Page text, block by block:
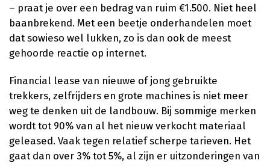
– praat je over een bedrag van ruim €1.500. Niet heel
baanbrekend. Met een beetje onderhandelen moet
dat sowieso wel lukken, zo is dan ook de meest
gehoorde reactie op internet.
Financial lease van nieuwe of jong gebruikte
trekkers, zelfrijders en grote machines is niet meer
weg te denken uit de landbouw. Bij sommige merken
wordt tot 90% van al het nieuw verkocht materiaal
geleased. Vaak tegen relatief scherpe tarieven. Het
gaat dan over 3% tot 5%, al zijn er uitzonderingen van